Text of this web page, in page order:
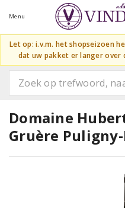
Menu
Let op: i.v.m. het shopseizoen
dat uw pakket er langer over
Domaine
Gruère